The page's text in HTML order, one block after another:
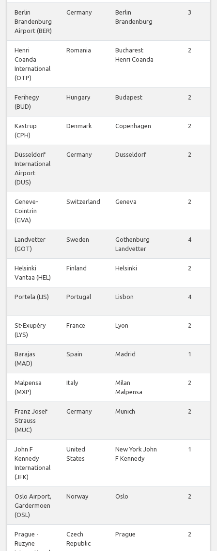
Berlin
Brandenburg
Airport (BER)
Germany
Berlin
Brandenburg
3
Henri
Coanda
International
(OTP)
Romania
Bucharest
Henri Coanda
2
Ferihegy
(BUD)
Hungary Budapest 2
Kastrup
(CPH)
Denmark Copenhagen 2
Düsseldorf
International
Airport
(DUS)
Germany Dusseldorf 2
Geneve-
Cointrin
(GVA)
Switzerland Geneva 2
Landvetter
(GOT)
Sweden
Gothenburg
Landvetter
4
Helsinki
Vantaa (HEL)
Finland Helsinki 2
Portela (LIS) Portugal Lisbon 4
St-Exupéry
(LYS)
France Lyon 2
Barajas
(MAD)
Spain Madrid 1
Malpensa
(MXP)
Italy
Milan
Malpensa
2
Franz Josef
Strauss
(MUC)
Germany Munich 2
John F
Kennedy
International
(JFK)
United
States
New York John
F Kennedy
1
Oslo Airport,
Gardermoen
(OSL)
Norway Oslo 2
Prague -
Ruzyne
Czech
Republic
Prague 2